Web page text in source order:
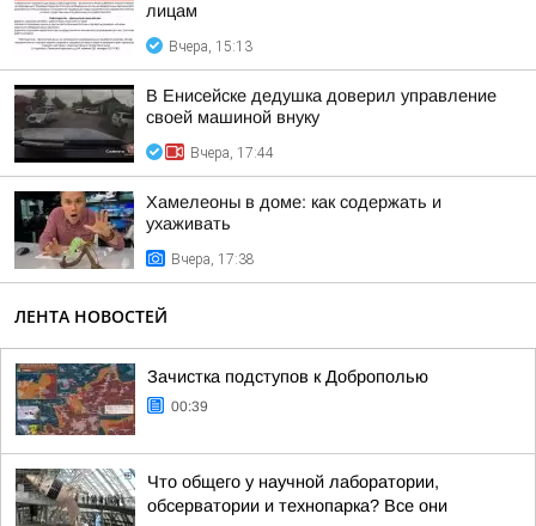
лицам
Вчера, 15:13
В Енисейске дедушка доверил управление
своей машиной внуку
Вчера, 17:44
Хамелеоны в доме: как содержать и
ухаживать
Вчера, 17:38
ЛЕНТА НОВОСТЕЙ
Зачистка подступов к Доброполью
00:39
Что общего у научной лаборатории,
обсерватории и технопарка? Все они